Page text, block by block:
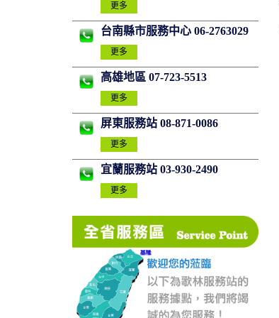
更多
台南縣市服務中心 06-2763029
更多
高雄地區 07-723-5513
更多
屏東服務站 08-871-0086
更多
宜蘭服務站 03-930-2490
更多